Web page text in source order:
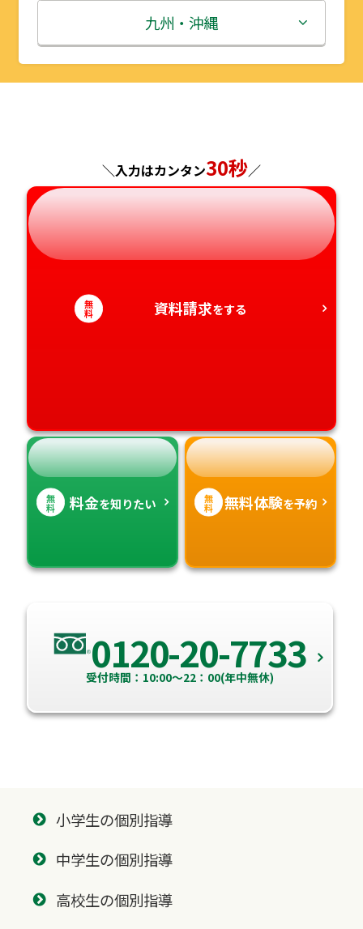
秋田県
山形県
埼玉県
千葉県
石川県
福井県
静岡県
滋賀県
京都府
奈良県
和歌山県
鳥取県
島根県
山口県
徳島県
九州・沖縄
福岡県
熊本県
大分県
＼入力はカンタン30秒／
無
料 資料請求をする
無
料 料金を知りたい 無
料 無料体験を予約
0120-20-7733
受付時間：10:00～22：00(年中無休)
小学生の個別指導
中学生の個別指導
高校生の個別指導